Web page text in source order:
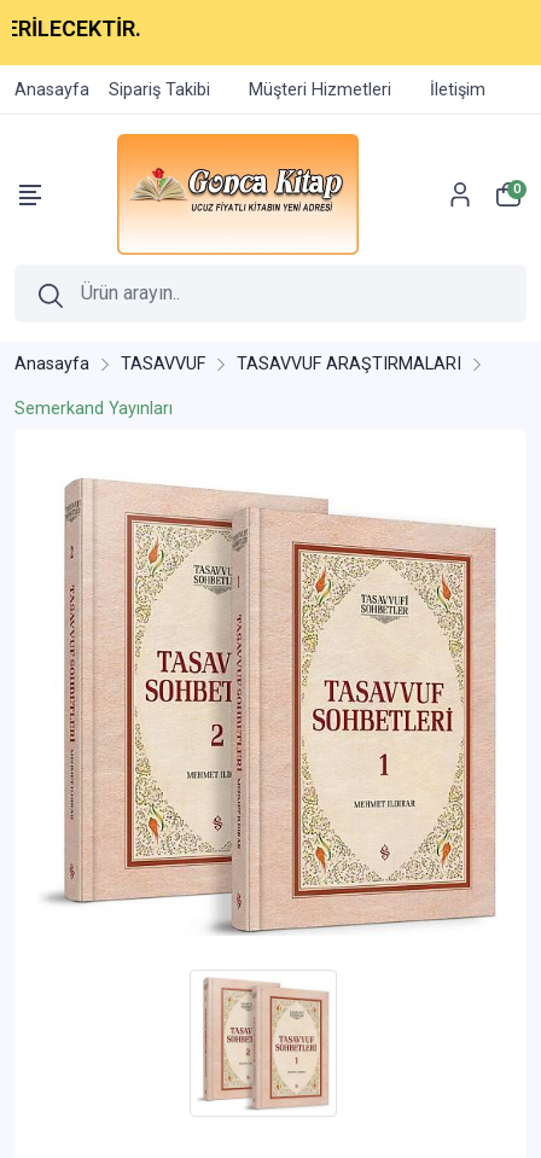
Anasayfa Sipariş Takibi Müşteri Hizmetleri İletişim
0
Anasayfa TASAVVUF TASAVVUF ARAŞTIRMALARI
Semerkand Yayınları